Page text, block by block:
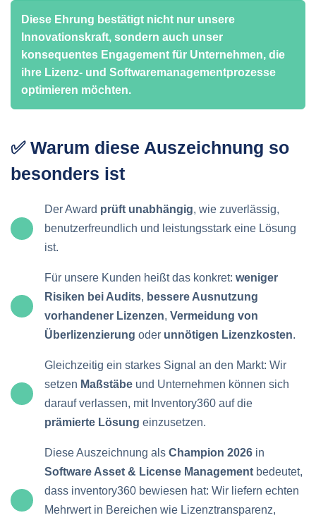
Diese Ehrung bestätigt nicht nur unsere
Innovationskraft, sondern auch unser
konsequentes Engagement für Unternehmen, die
ihre Lizenz- und Softwaremanagementprozesse
optimieren möchten.
✅ Warum diese Auszeichnung so
besonders ist
Der Award prüft unabhängig, wie zuverlässig,
benutzerfreundlich und leistungsstark eine Lösung
ist.
Für unsere Kunden heißt das konkret: weniger
Risiken bei Audits, bessere Ausnutzung
vorhandener Lizenzen, Vermeidung von
Überlizenzierung oder unnötigen Lizenzkosten.
Gleichzeitig ein starkes Signal an den Markt: Wir
setzen Maßstäbe und Unternehmen können sich
darauf verlassen, mit Inventory360 auf die
prämierte Lösung einzusetzen.
Diese Auszeichnung als Champion 2026 in
Software Asset & License Management bedeutet,
dass inventory360 bewiesen hat: Wir liefern echten
Mehrwert in Bereichen wie Lizenztransparenz,